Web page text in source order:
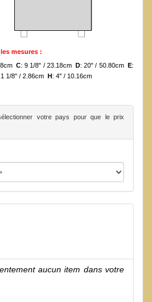
les mesures :
C: 9 1/8" / 23.18cmD: 20" / 50.80cmE:
1 1/8" / 2.86cm H: 4" / 10.16cm
votre pays pour que le prix
aucun item dans votre